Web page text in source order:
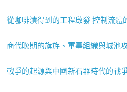
從咖啡漬得到的工程啟發 控制流體
商代晚期的旗斿、軍事組織與城池
戰爭的起源與中國新石器時代的戰